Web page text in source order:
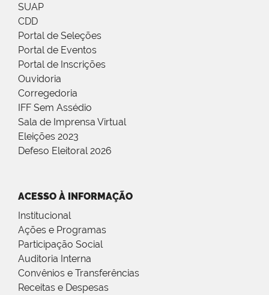
SUAP
CDD
Portal de Seleções
Portal de Eventos
Portal de Inscrições
Ouvidoria
Corregedoria
IFF Sem Assédio
Sala de Imprensa Virtual
Eleições 2023
Defeso Eleitoral 2026
ACESSO À INFORMAÇÃO
Institucional
Ações e Programas
Participação Social
Auditoria Interna
Convênios e Transferências
Receitas e Despesas